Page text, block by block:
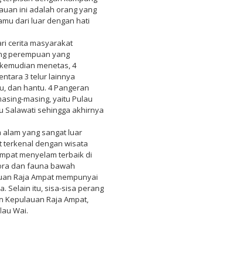
ini adalah orang yang
dari luar dengan hati
cerita masyarakat
perempuan yang
menetas, 4
3 telur lainnya
dan hantu. 4 Pangeran
masing, yaitu Pulau
Salawati sehingga akhirnya
alam yang sangat luar
terkenal dengan wisata
menyelam terbaik di
dan fauna bawah
Raja Ampat mempunyai
Selain itu, sisa-sisa perang
Kepulauan Raja Ampat,
Wai.